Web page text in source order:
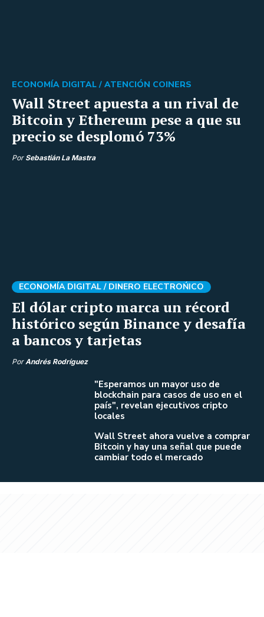
Wall Street apuesta a un rival de
Bitcoin y Ethereum pese a que su
precio se desplomó 73%
ECONOMÍA DIGITAL / ATENCIÓN COINERS
Por Sebastián La Mastra
El dólar cripto marca un récord
histórico según Binance y desafía
a bancos y tarjetas
ECONOMÍA DIGITAL / DINERO ELECTROŃICO
PorAndrés Rodríguez
"Esperamos un mayor uso de
blockchain para casos de uso en el
país", revelan ejecutivos cripto
locales
Wall Street ahora vuelve a comprar
Bitcoin y hay una señal que puede
cambiar todo el mercado